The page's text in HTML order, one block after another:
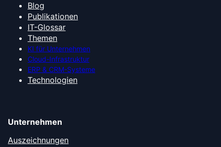
Blog
Publikationen
IT-Glossar
Themen
KI für Unternehmen
Cloud-Infrastruktur
ERP & CRM-Systeme
Technologien
Unternehmen
Auszeichnungen